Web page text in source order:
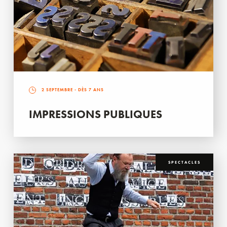
2 SEPTEMBRE - DÈS 7 ANS
IMPRESSIONS PUBLIQUES
SPECTACLES